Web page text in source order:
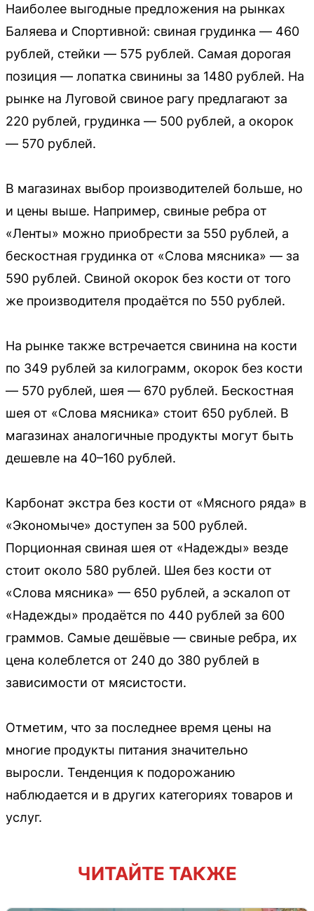
Наиболее выгодные предложения на рынках
Баляева и Спортивной: свиная грудинка — 460
рублей, стейки — 575 рублей. Самая дорогая
позиция — лопатка свинины за 1480 рублей. На
рынке на Луговой свиное рагу предлагают за
220 рублей, грудинка — 500 рублей, а окорок
— 570 рублей.
В магазинах выбор производителей больше, но
и цены выше. Например, свиные ребра от
«Ленты» можно приобрести за 550 рублей, а
бескостная грудинка от «Слова мясника» — за
590 рублей. Свиной окорок без кости от того
же производителя продаётся по 550 рублей.
На рынке также встречается свинина на кости
по 349 рублей за килограмм, окорок без кости
— 570 рублей, шея — 670 рублей. Бескостная
шея от «Слова мясника» стоит 650 рублей. В
магазинах аналогичные продукты могут быть
дешевле на 40–160 рублей.
Карбонат экстра без кости от «Мясного ряда» в
«Экономыче» доступен за 500 рублей.
Порционная свиная шея от «Надежды» везде
стоит около 580 рублей. Шея без кости от
«Слова мясника» — 650 рублей, а эскалоп от
«Надежды» продаётся по 440 рублей за 600
граммов. Самые дешёвые — свиные ребра, их
цена колеблется от 240 до 380 рублей в
зависимости от мясистости.
Отметим, что за последнее время цены на
многие продукты питания значительно
выросли. Тенденция к подорожанию
наблюдается и в других категориях товаров и
услуг.
ЧИТАЙТЕ ТАКЖЕ